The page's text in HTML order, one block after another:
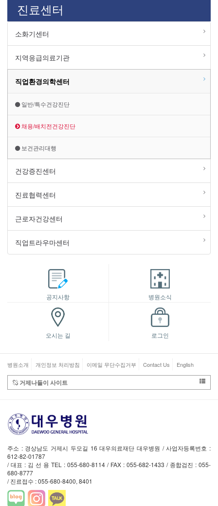
진료센터
소화기센터
지역응급의료기관
직업환경의학센터
일반/특수건강진단
채용/배치전건강진단
보건관리대행
건강증진센터
진료협력센터
근로자건강센터
직업트라우마센터
공지사항 병원소식
오시는 길 로그인
병원소개 개인정보 처리방침 이메일 무단수집거부 Contact Us English
거제나들이 사이트
주소 : 경상남도 거제시 두모길 16 대우의료재단 대우병원 / 사업자등록번호 :
612-82-01787
/ 대표 : 김 선 용 TEL : 055-680-8114 / FAX : 055-682-1433 / 종합검진 : 055-
680-8777
/ 진료접수 : 055-680-8400, 8401